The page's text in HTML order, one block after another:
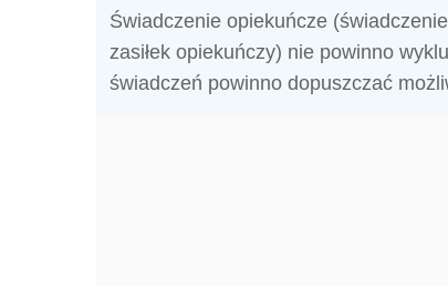
Świadczenie opiekuńcze
zasiłek opiekuńczy) nie powinno
świadczeń powinno dopuszczać